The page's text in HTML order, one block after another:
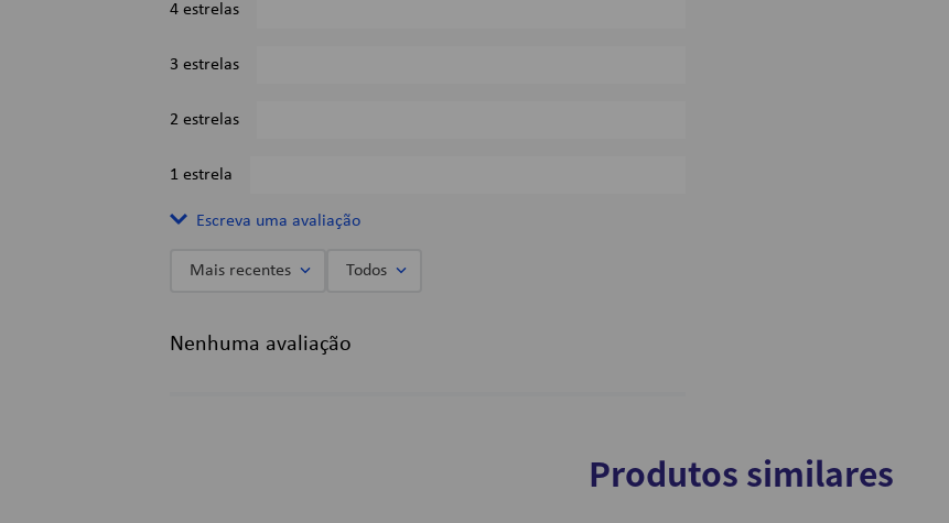
4 estrelas
3 estrelas
2 estrelas
1 estrela
Escreva uma avaliação
Título
Mais recentes Todos
Nenhuma avaliação
Produtos similares